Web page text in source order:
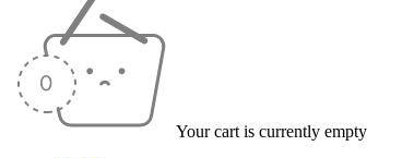
Your cart is currently empty